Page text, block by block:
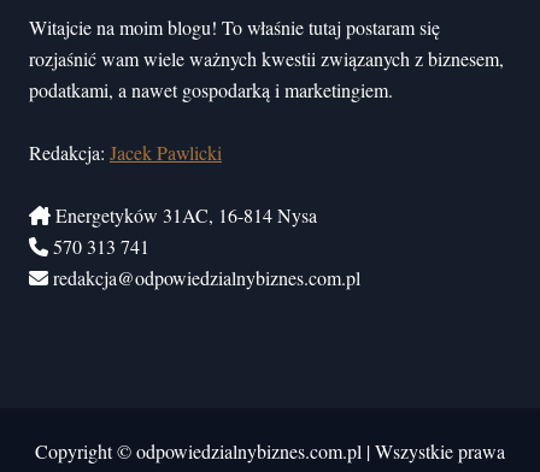
Witajcie na moim blogu! To właśnie tutaj postaram się
rozjaśnić wam wiele ważnych kwestii związanych z biznesem,
podatkami, a nawet gospodarką i marketingiem.
Redakcja: Jacek Pawlicki
Energetyków 31AC, 16-814 Nysa
570 313 741
redakcja@odpowiedzialnybiznes.com.pl
Copyright © odpowiedzialnybiznes.com.pl |Wszystkie prawa